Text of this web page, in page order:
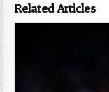
Related Articles